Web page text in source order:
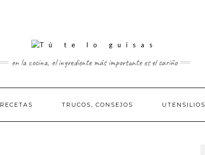
en la cocina, el ingrediente más importante es el cariño
RECETAS TRUCOS, CONSEJOS UTENSILIOS